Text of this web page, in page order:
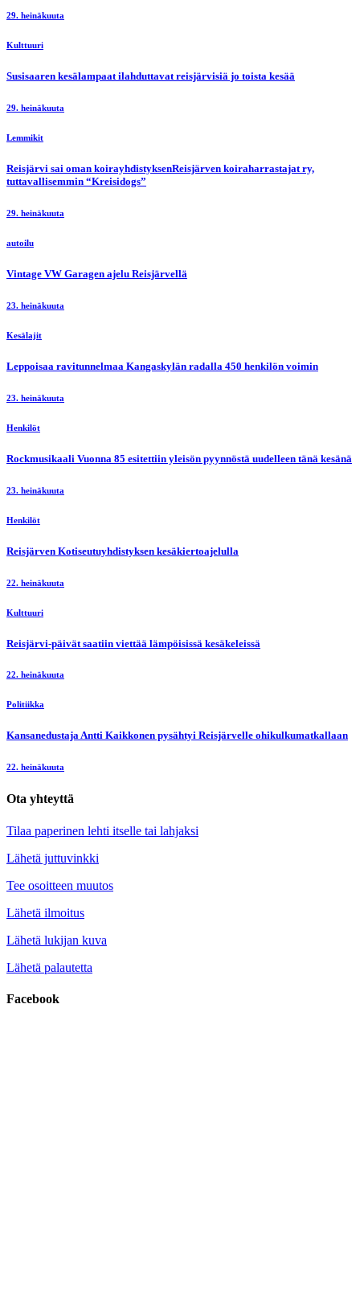
29. heinäkuuta
Kulttuuri
Susisaaren kesälampaat ilahduttavat reisjärvisiä jo toista kesää
29. heinäkuuta
Lemmikit
Reisjärvi sai oman koirayhdistyksenReisjärven koiraharrastajat ry,
tuttavallisemmin “Kreisidogs”
29. heinäkuuta
autoilu
Vintage VW Garagen ajelu Reisjärvellä
23. heinäkuuta
Kesälajit
Leppoisaa ravitunnelmaa Kangaskylän radalla 450 henkilön voimin
23. heinäkuuta
Henkilöt
Rockmusikaali Vuonna 85 esitettiin yleisön pyynnöstä uudelleen tänä kesänä
23. heinäkuuta
Henkilöt
Reisjärven Kotiseutuyhdistyksen kesäkiertoajelulla
22. heinäkuuta
Kulttuuri
Reisjärvi-päivät saatiin viettää lämpöisissä kesäkeleissä
22. heinäkuuta
Politiikka
Kansanedustaja Antti Kaikkonen pysähtyi Reisjärvelle ohikulkumatkallaan
22. heinäkuuta
Ota yhteyttä
Tilaa paperinen lehti itselle tai lahjaksi
Lähetä juttuvinkki
Tee osoitteen muutos
Lähetä ilmoitus
Lähetä lukijan kuva
Lähetä palautetta
Facebook